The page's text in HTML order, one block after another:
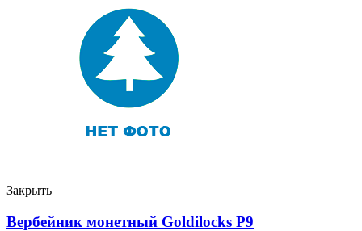
Закрыть
Вербейник монетный Goldilocks P9